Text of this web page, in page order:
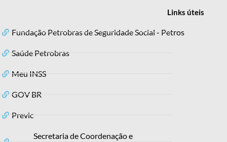
Linksúteis
Fundação Petrobras de Seguridade Social - Petros
Saúde Petrobras
Meu INSS
GOV BR
Previc
Secretaria de Coordenação e